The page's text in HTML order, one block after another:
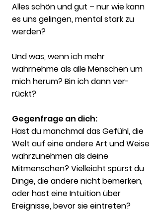
Alles schön und gut – nur wie kann
es uns gelingen, mental stark zu
werden?
Und was, wenn ich mehr
wahrnehme als alle Menschen um
mich herum? Bin ich dann ver-
rückt?
Gegenfrage an dich:
Hast du manchmal das Gefühl, die
Welt auf eine andere Art und Weise
wahrzunehmen als deine
Mitmenschen? Vielleicht spürst du
Dinge, die andere nicht bemerken,
oder hast eine Intuition über
Ereignisse, bevor sie eintreten?